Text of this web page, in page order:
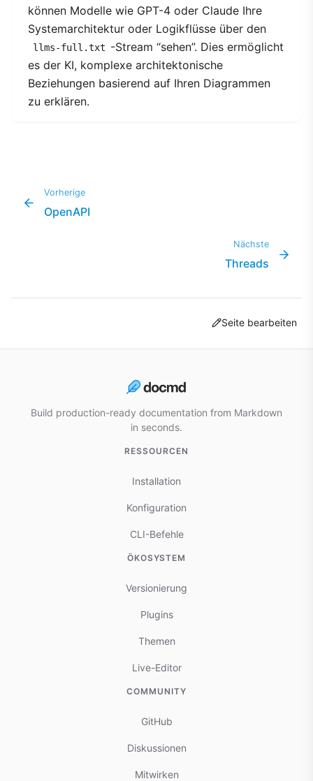
können Modelle wie GPT-4 oder Claude Ihre
Systemarchitektur oder Logikflüsse über den
llms-full.txt -Stream “sehen”. Dies ermöglicht
es der KI, komplexe architektonische
Beziehungen basierend auf Ihren Diagrammen
zu erklären.
Vorherige
OpenAPI
Nächste
Threads
Seite bearbeiten
Build production-ready documentation from Markdown
in seconds.
RESSOURCEN
Installation
Konfiguration
CLI-Befehle
ÖKOSYSTEM
Versionierung
Plugins
Themen
Live-Editor
COMMUNITY
GitHub
Diskussionen
Mitwirken